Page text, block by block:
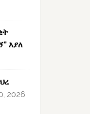
እያለ
2026